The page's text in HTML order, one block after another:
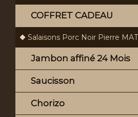
COFFRET CADEAU
Salaisons Porc Noir Pierre
Jambon affiné 24 Mois
Saucisson
Chorizo